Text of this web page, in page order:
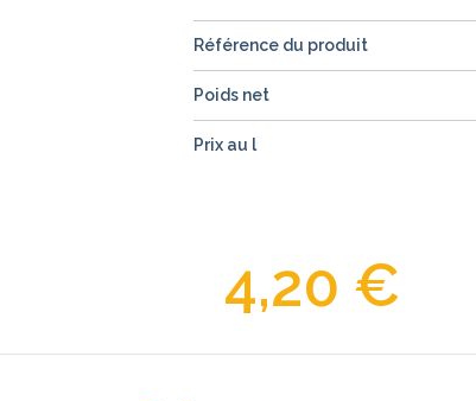
Référence du produit
Poids net
Prix au l
4,20 €